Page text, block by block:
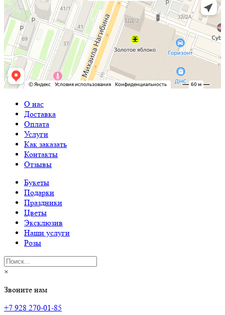
О нас
Доставка
Оплата
Услуги
Как заказать
Контакты
Отзывы
Букеты
Подарки
Праздники
Цветы
Эксклюзив
Наши услуги
Розы
×
Звоните нам
+7 928 270-01-85